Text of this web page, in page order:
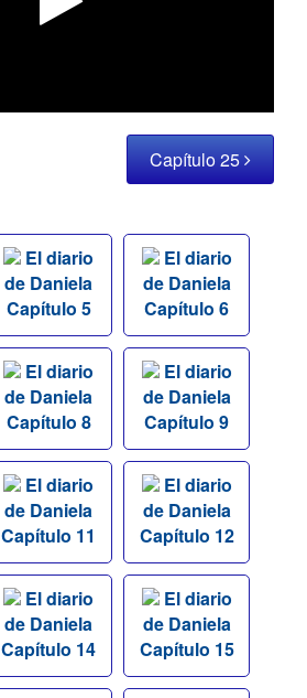
Capítulo 25
El diario
de Daniela
Capítulo 5
El diario
de Daniela
Capítulo 6
El diario
de Daniela
Capítulo 8
El diario
de Daniela
Capítulo 9
El diario
de Daniela
Capítulo 11
El diario
de Daniela
Capítulo 12
El diario
de Daniela
Capítulo 14
El diario
de Daniela
Capítulo 15